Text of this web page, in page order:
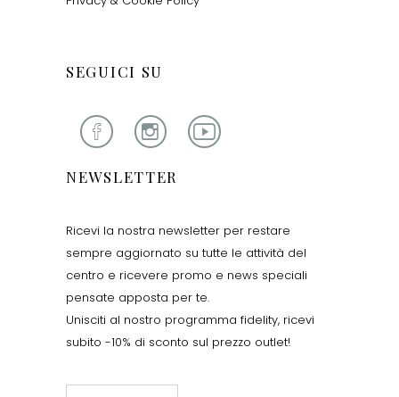
SEGUICI SU
NEWSLETTER
Ricevi la nostra newsletter per restare
sempre aggiornato su tutte le attività del
centro e ricevere promo e news speciali
pensate apposta per te.
Unisciti al nostro programma fidelity, ricevi
subito -10% di sconto sul prezzo outlet!